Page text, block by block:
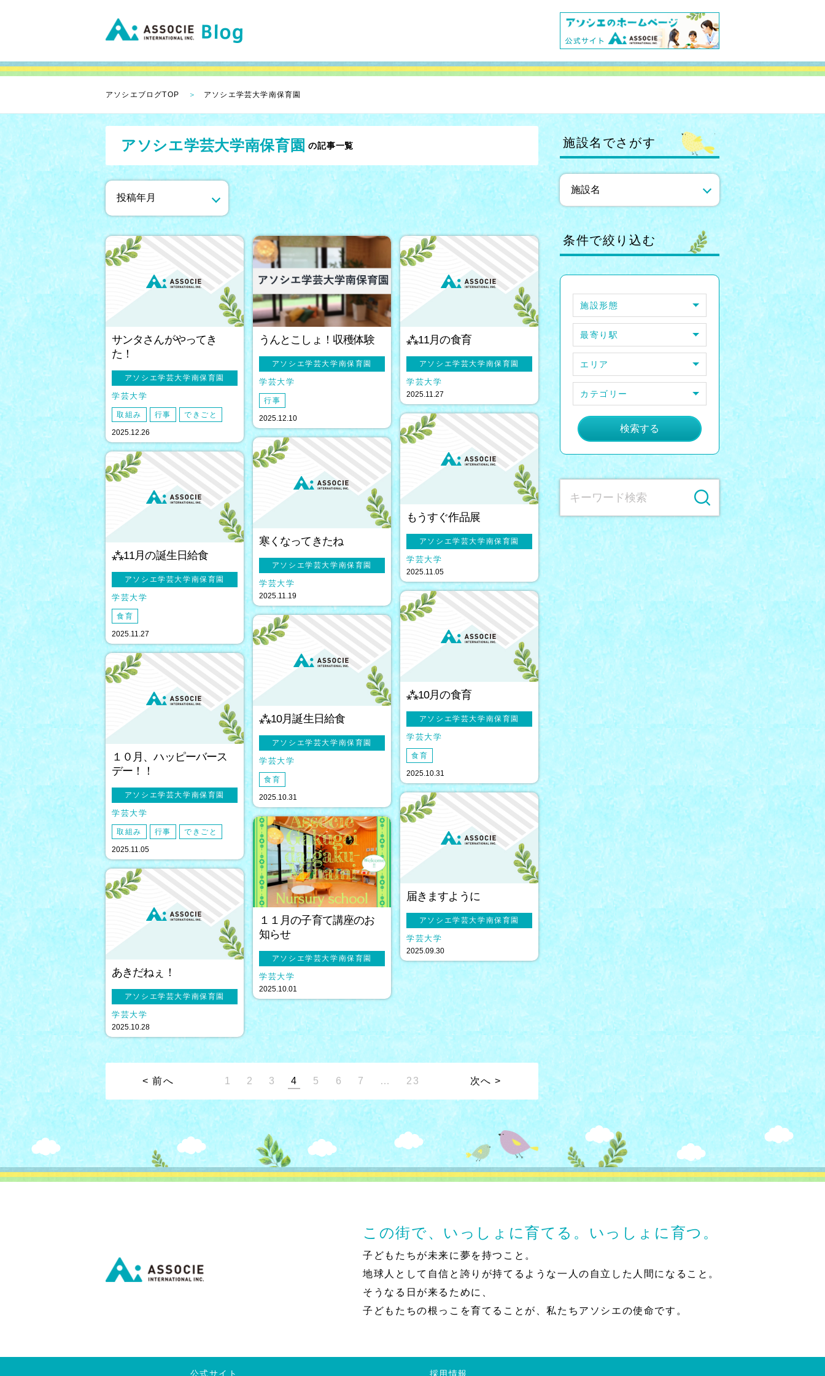
アソシエブログTOP アソシエ学芸大学南保育園
アソシエ学芸大学南保育園 の記事一覧
サンタさんがやってき
た！
アソシエ学芸大学南保育園
学芸大学
取組み 行事 できごと
2025.12.26
うんとこしょ！収穫体験
アソシエ学芸大学南保育園
学芸大学
行事
2025.12.10
⁂11月の食育
アソシエ学芸大学南保育園
学芸大学
2025.11.27
⁂11月の誕生日給食
アソシエ学芸大学南保育園
学芸大学
食育
2025.11.27
寒くなってきたね
アソシエ学芸大学南保育園
学芸大学
2025.11.19
もうすぐ作品展
アソシエ学芸大学南保育園
学芸大学
2025.11.05
１０月、ハッピーバース
デー！！
アソシエ学芸大学南保育園
学芸大学
取組み 行事 できごと
2025.11.05
⁂10月誕生日給食
アソシエ学芸大学南保育園
学芸大学
食育
2025.10.31
⁂10月の食育
アソシエ学芸大学南保育園
学芸大学
食育
2025.10.31
あきだねぇ！
アソシエ学芸大学南保育園
学芸大学
2025.10.28
１１月の子育て講座のお
知らせ
アソシエ学芸大学南保育園
学芸大学
2025.10.01
届きますように
アソシエ学芸大学南保育園
学芸大学
2025.09.30
< 前へ 1 2 3 4 5 6 7 … 23 次へ >
施設名でさがす
条件で絞り込む
施設形態
最寄り駅
エリア
カテゴリー
この街で、いっしょに育てる。いっしょに育つ。
子どもたちが未来に夢を持つこと。
地球人として自信と誇りが持てるような一人の自立した人間になること。
そうなる日が来るために、
子どもたちの根っこを育てることが、私たちアソシエの使命です。
公式サイト 採用情報